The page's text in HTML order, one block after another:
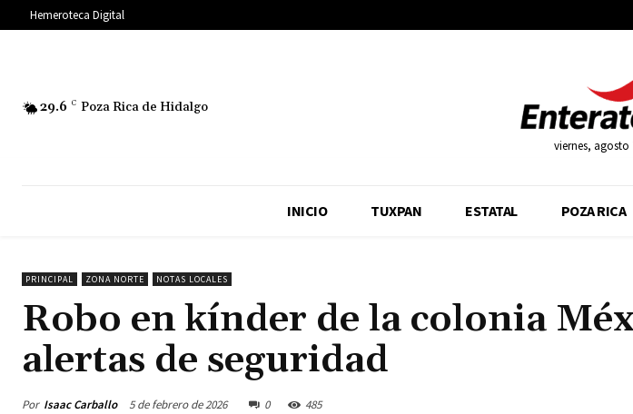
Hemeroteca Digital
29.6 C Poza Rica de Hidalgo
viernes, agosto
INICIO TUXPAN ESTATAL POZA RICA
PRINCIPAL ZONA NORTE NOTAS LOCALES
Robo en kínder de la colonia
alertas de seguridad
Por Isaac Carballo 5 de febrero de 2026 0 485